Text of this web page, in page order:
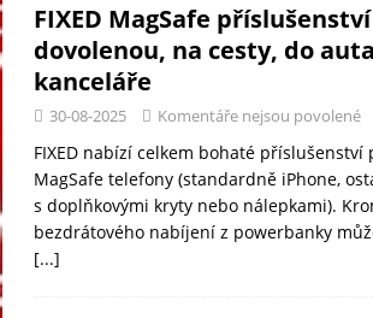
FIXED MagSafe
dovolenou, na cesty, do
kanceláře
30-08-2025 Komentáře nejsou povolené
FIXED nabízí celkem bohaté příslušenství
MagSafe telefony (standardně iPhone,
s doplňkovými kryty nebo nálepkami).
bezdrátového nabíjení z powerbanky
[...]